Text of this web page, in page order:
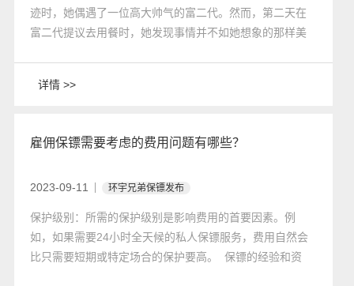
迹时，她偶遇了一位高大帅气的富二代。然而，第二天在
富二代提议去用餐时，她发现事情并不如她想象的那样美
司，及时寻求了帮助。她将自己的位置发送给安保公司的
详情 >>
雇佣保镖需要考虑的费用问题有哪些？
2023-09-11 环宇兄弟保镖发布
保护级别：所需的保护级别是影响费用的首要因素。例
如，如果需要24小时全天候的私人保镖服务，费用自然会
比只需要短期或特定场合的保护要高。 保镖的经验和资